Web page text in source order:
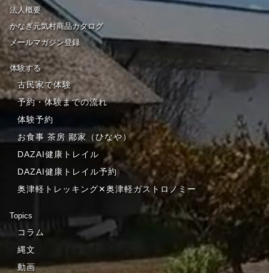
法人概要
かなぎ元気村商品カタログ
メールマガジン登録
体験する
古民家で体験
予約・体験までの流れ
体験予約
お食事 茶房 鄙家（ひなや）
DAZAI健康トレイル
DAZAI健康トレイル予約
奥津軽トレッキング✕奥津軽ガストロノミー
Topics
コラム
縄文
動画